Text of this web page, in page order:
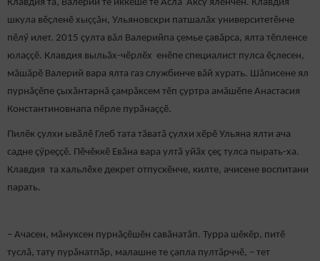
Клавдия та, Валерий те иккӗшӗ те Аслă Аксу ялӗнчен. Клавдия
шкула вӗçленӗ хыççăн, Ульяновскри патшалӑх университетӗнче
пӗлӳ илет. 2015 ҫулта вăл Валерийпа çемье çавăрса, ялта тӗпленсе
юлаççӗ. Клавдия выльӑх-чӗрлӗх енӗпе специалист пулса ӗçлесен,
мăшăрӗ Валерий вара ялта газ службинче вăй хурать. Шăписене ял
пурнăçӗпе çыхăнтарнă çамрăксем тӗп ҫуртра амăшӗпе Анастасия
Константиновнапа пӗрле пурӑнаççӗ.
Пилӗк ҫулхи ывӑлӗ Глеб тата тӑватӑ ҫулхи хӗрӗ Ульяна ялти ача
садне ҫӳреҫҫӗ. Пӗчӗккӗ Евăна вара ултӑ уйӑх ҫеҫ тулса пырать-ха.
Клавдия та хальлӗхе декрет отпускӗнче, килте, ачисене воспитани
парать.
– Ачасен, мӑнуксен пурнӑҫӗшӗн савӑнатăп. Турра шӗкӗр, питӗ
туслӑ, тату пурӑнатпӑр, малашне те çапла пултăрччӗ, – тет